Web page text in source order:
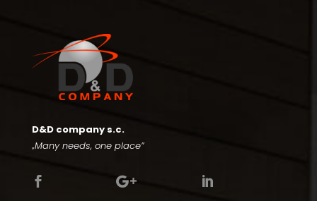
D&D company s.c.
„Many needs, one place”
  